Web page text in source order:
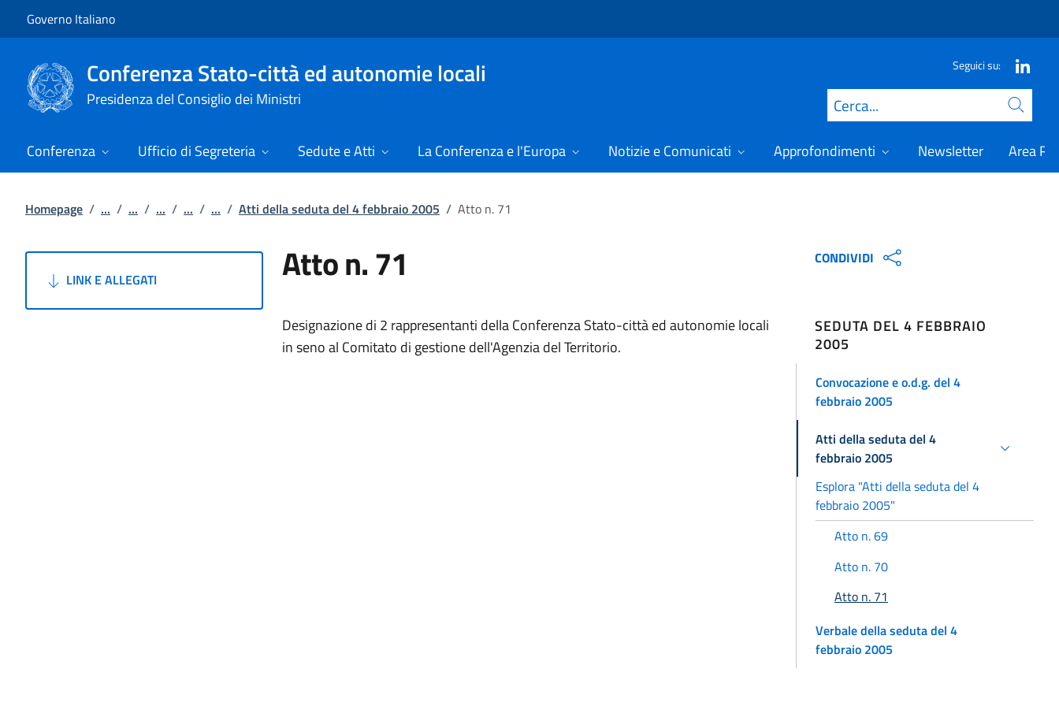
Governo Italiano
Conferenza Stato-città ed autonomie locali
Presidenza del Consiglio dei Ministri
Seguici su:
Cerca
Conferenza Ufficio di Segreteria Sedute e Atti La Conferenza e l'Europa Notizie e Comunicati Approfondimenti Newsletter Area
Homepage / ... / ... / ... / ... / ... / Atti della seduta del 4 febbraio 2005 / Atto n. 71
LINK E ALLEGATI Atto n. 71
Designazione di 2 rappresentanti della Conferenza Stato-città ed autonomie locali
in seno al Comitato di gestione dell'Agenzia del Territorio.
CONDIVIDI
SEDUTA DEL 4 FEBBRAIO
2005
Convocazione e o.d.g. del 4
febbraio 2005
Atti della seduta del 4
febbraio 2005
Esplora "Atti della seduta del 4
febbraio 2005"
Atto n. 69
Atto n. 70
Atto n. 71
Verbale della seduta del 4
febbraio 2005